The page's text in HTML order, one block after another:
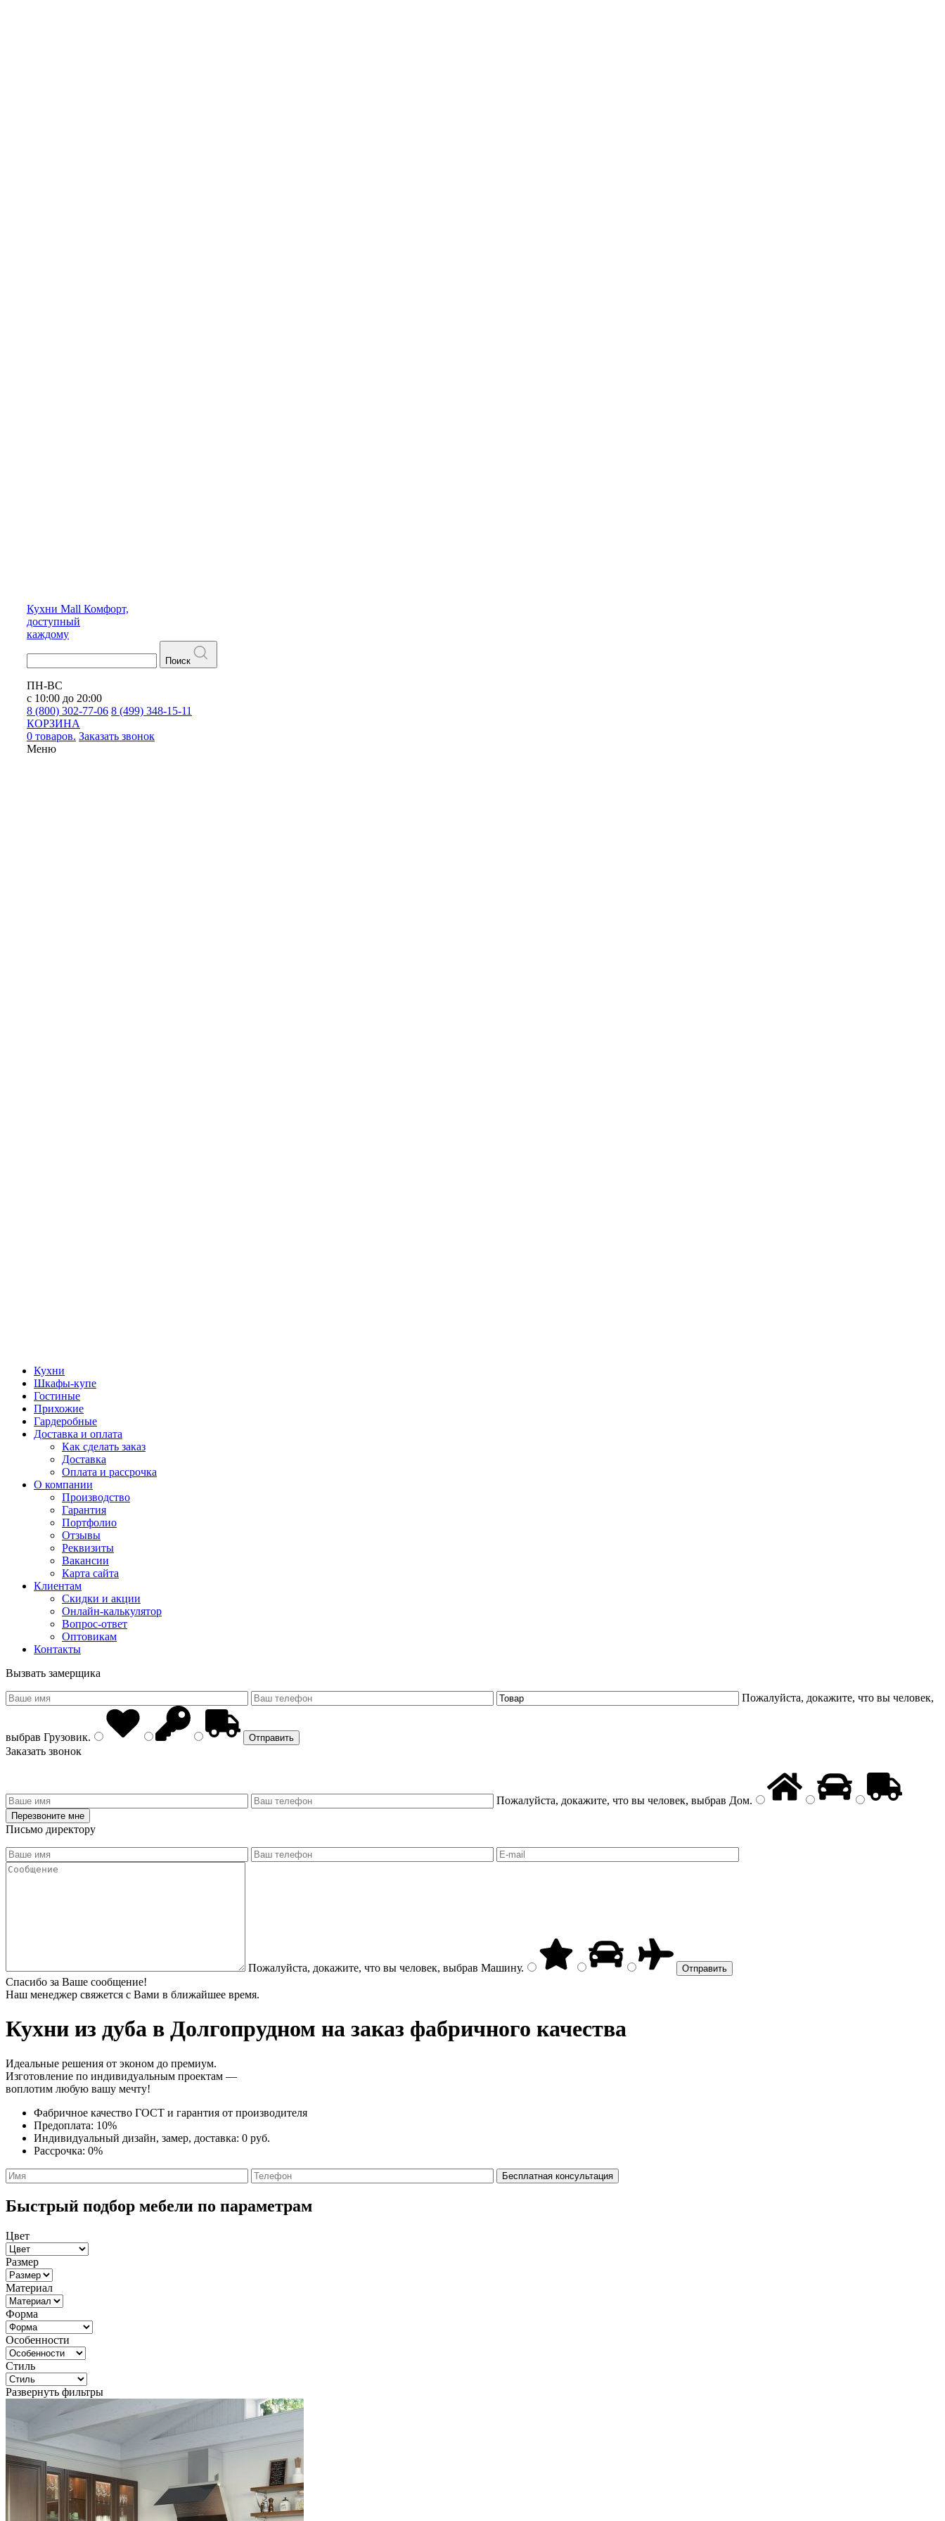
Кухни Mall Комфорт,
доступный
каждому
Поиск
ПН-ВС
с 10:00 до 20:00
8 (800) 302-77-06 8 (499) 348-15-11
КОРЗИНА
0 товаров. Заказать звонок
Меню
Кухни
Шкафы-купе
Гостиные
Прихожие
Гардеробные
Доставка и оплата
Как сделать заказ
Доставка
Оплата и рассрочка
О компании
Производство
Гарантия
Портфолио
Отзывы
Реквизиты
Вакансии
Карта сайта
Клиентам
Скидки и акции
Онлайн-калькулятор
Вопрос-ответ
Оптовикам
Контакты
Вызвать замерщика
Пожалуйста, докажите, что вы человек,
выбрав Грузовик.
Заказать звонок
Пожалуйста, докажите, что вы человек, выбрав Дом.
Письмо директору
Пожалуйста, докажите, что вы человек, выбрав Машину.
Спасибо за Ваше сообщение!
Наш менеджер свяжется с Вами в ближайшее время.
Кухни из дуба в Долгопрудном на заказ фабричного качества
Идеальные решения от эконом до премиум.
Изготовление по индивидуальным проектам —
воплотим любую вашу мечту!
Фабричное качество ГОСТ и гарантия от производителя
Предоплата: 10%
Индивидуальный дизайн, замер, доставка: 0 руб.
Рассрочка: 0%
Быстрый подбор мебели по параметрам
Цвет
Размер
Материал
Форма
Особенности
Стиль
Развернуть фильтры